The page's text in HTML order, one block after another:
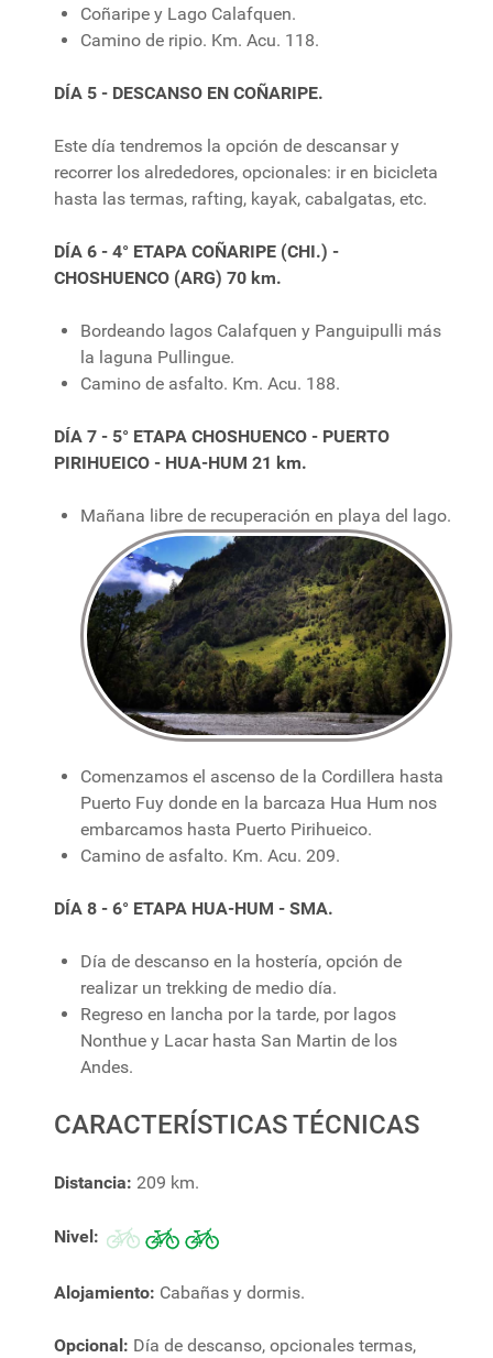
Coñaripe y Lago Calafquen.
Camino de ripio. Km. Acu. 118.
DÍA 5 - DESCANSO EN COÑARIPE.
Este día tendremos la opción de descansar y
recorrer los alrededores, opcionales: ir en bicicleta
hasta las termas, rafting, kayak, cabalgatas, etc.
DÍA 6 - 4° ETAPA COÑARIPE (CHI.) -
CHOSHUENCO (ARG) 70 km.
Bordeando lagos Calafquen y Panguipulli más
la laguna Pullingue.
Camino de asfalto. Km. Acu. 188.
DÍA 7 - 5° ETAPA CHOSHUENCO - PUERTO
PIRIHUEICO - HUA-HUM 21 km.
Mañana libre de recuperación en playa del lago.
Comenzamos el ascenso de la Cordillera hasta
Puerto Fuy donde en la barcaza Hua Hum nos
embarcamos hasta Puerto Pirihueico.
Camino de asfalto. Km. Acu. 209.
DÍA 8 - 6° ETAPA HUA-HUM - SMA.
Día de descanso en la hostería, opción de
realizar un trekking de medio día.
Regreso en lancha por la tarde, por lagos
Nonthue y Lacar hasta San Martin de los
Andes.
CARACTERÍSTICAS TÉCNICAS
Distancia: 209 km.
Nivel:
Alojamiento: Cabañas y dormis.
Opcional: Día de descanso, opcionales termas,